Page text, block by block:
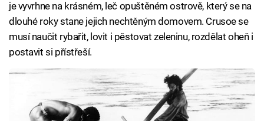
je vyvrhne na krásném, leč opuštěném ostrově, který se na
dlouhé roky stane jejich nechtěným domovem. Crusoe se
musí naučit rybařit, lovit i pěstovat zeleninu, rozdělat oheň i
postavit si přístřeší.